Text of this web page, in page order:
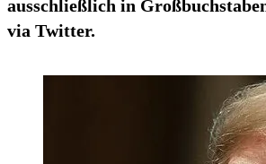
ausschließlich in
via Twitter.